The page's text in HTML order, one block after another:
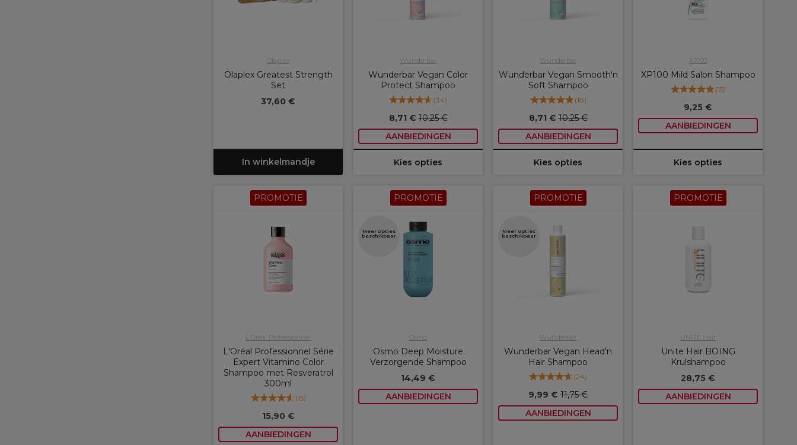
Olaplex
Olaplex Greatest Strength
Set
37,60 €
In winkelmandje
Wunderbar
Wunderbar Vegan Color
Protect Shampoo
(34)
8,71 €10,25 €
AANBIEDINGEN
Kies opties
Wunderbar
Wunderbar Vegan Smooth'n
Soft Shampoo
(18)
8,71 €10,25 €
AANBIEDINGEN
Kies opties
XP100
XP100 Mild Salon Shampoo
(15)
9,25 €
AANBIEDINGEN
Kies opties
PROMOTIE
L'Oréal Professionnel
L'Oréal Professionnel Série
Expert Vitamino Color
Shampoo met Resveratrol
300ml
(15)
15,90 €
AANBIEDINGEN
PROMOTIE
Meer opties
beschikbaar
Osmo
Osmo Deep Moisture
Verzorgende Shampoo
14,49 €
AANBIEDINGEN
PROMOTIE
Meer opties
beschikbaar
Wunderbar
Wunderbar Vegan Head'n
Hair Shampoo
(24)
9,99 € 11,75 €
AANBIEDINGEN
PROMOTIE
UNITE Hair
Unite Hair BOING
Krulshampoo
28,75 €
AANBIEDINGEN